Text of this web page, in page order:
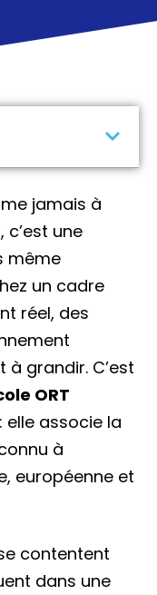
jamais à
c’est une
même
un cadre
réel, des
grandir. C’est
ORT
elle associe la
à
européenne et
contentent
dans une